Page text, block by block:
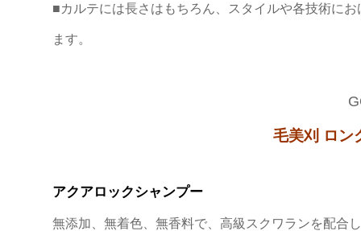
■カルテには長さはもちろん、スタイルや各技術に
ます。
毛美刈 ロン
アクアロックシャンプー
無添加、無着色、無香料で、高級スクワランを配合